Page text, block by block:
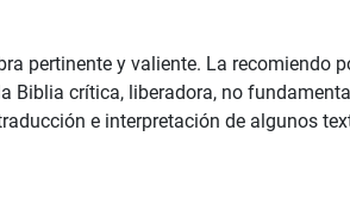
pertinente y valiente. La recomiendo
Biblia crítica, liberadora, no
e interpretación de algunos